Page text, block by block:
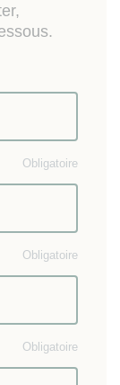
Obligatoire
Obligatoire
Obligatoire